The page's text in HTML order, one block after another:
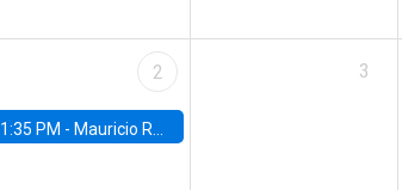
2
1:35 PM - Mauricio Romero, ITAM
3